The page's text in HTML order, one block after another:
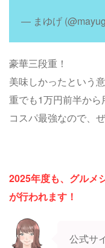
— まゆげ
豪華三段重！
美味しかったという
重でも1万円前半から
コスパ最強なので、
2025年度も、グルメ
が行われます！
公式サ